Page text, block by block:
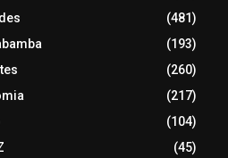
(481)
(193)
(260)
(217)
(104)
(45)